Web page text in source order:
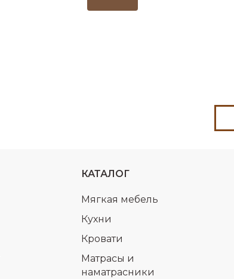
КАТАЛОГ
Кухни
Мягкая мебель
Кровати
Матрасы и
наматрасники